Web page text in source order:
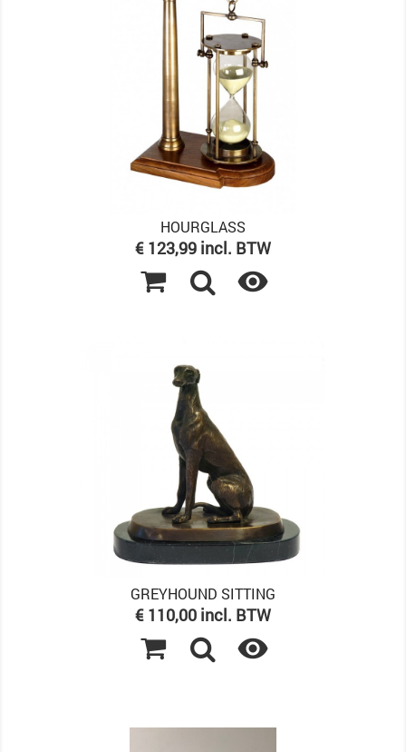
HOURGLASS
Prijs
€ 123,99 incl. BTW

GREYHOUND SITTING
Prijs
€ 110,00 incl. BTW
